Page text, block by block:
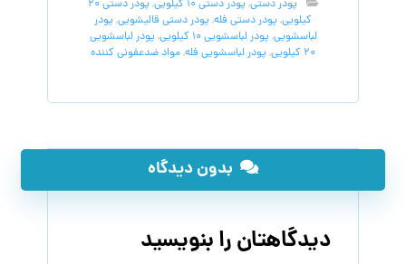
پودر دستی, پودر دستی 10 کیلویی ,
پودر دستی 20
کیلویی, پودر دستی فله, پودر دستی قالیشویی, پودر
لباسشویی, پودر لباسشویی 10 کیلویی , پودر لباسشویی
20 کیلویی
, پودر لباسشویی فله,مواد ضدعفونی کننده
بدون دیدگاه
دیدگاهتان را بنویسید